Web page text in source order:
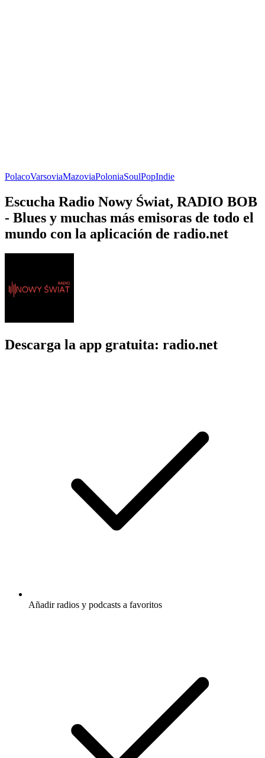
PolacoVarsoviaMazoviaPoloniaSoulPopIndie
Escucha Radio Nowy Świat, RADIO BOB
- Blues y muchas más emisoras de todo el
mundo con la aplicación de radio.net
Descarga la app gratuita: radio.net
Añadir radios y podcasts a favoritos